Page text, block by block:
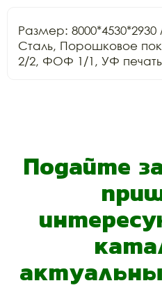
Размер:
Сталь, Порошковое
2/2, ФОФ 1/1, УФ
Подайте